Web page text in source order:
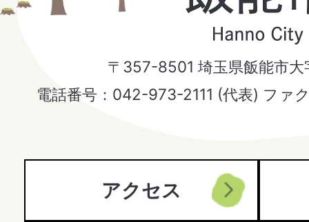
能
Hanno
〒357-8501 埼玉県飯能市大
電話番号：042-973-2111 (代表) ファ
アクセス